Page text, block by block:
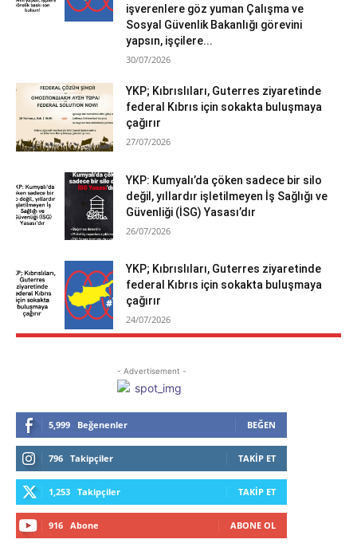
işverenlere göz yuman Çalışma ve
Sosyal Güvenlik Bakanlığı görevini
yapsın, işçilere...
30/07/2026
YKP; Kıbrıslıları, Guterres ziyaretinde
federal Kıbrıs için sokakta buluşmaya
çağırır
27/07/2026
YKP: Kumyalı’da çöken sadece bir silo
değil, yıllardır işletilmeyen İş Sağlığı ve
Güvenliği (İSG) Yasası’dır
26/07/2026
YKP; Kıbrıslıları, Guterres ziyaretinde
federal Kıbrıs için sokakta buluşmaya
çağırır
24/07/2026
- Advertisement -
5,999 Beğenenler BEĞEN
796 Takipçiler TAKIP ET
1,253 Takipçiler TAKIP ET
916 Abone ABONE OL